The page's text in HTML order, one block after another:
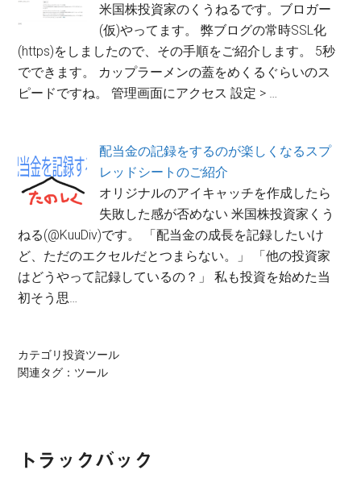
米国株投資家のくうねるです。ブロガー
(仮)やってます。 弊ブログの常時SSL化
(https)をしましたので、その手順をご紹介します。 5秒
でできます。 カップラーメンの蓋をめくるぐらいのス
ピードですね。 管理画面にアクセス 設定 > …
配当金の記録をするのが楽しくなるスプ
レッドシートのご紹介
オリジナルのアイキャッチを作成したら
失敗した感が否めない 米国株投資家くう
ねる(@KuuDiv)です。 「配当金の成長を記録したいけ
ど、ただのエクセルだとつまらない。」 「他の投資家
はどうやって記録しているの？」 私も投資を始めた当
初そう思…
カテゴリ投資ツール
関連タグ： ツール
Reader
トラックバック